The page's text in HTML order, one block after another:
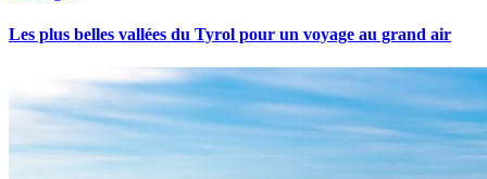
Les plus belles vallées du Tyrol pour un voyage au grand air